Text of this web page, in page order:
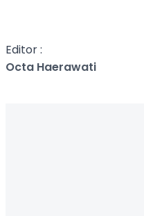
Editor :
Octa Haerawati